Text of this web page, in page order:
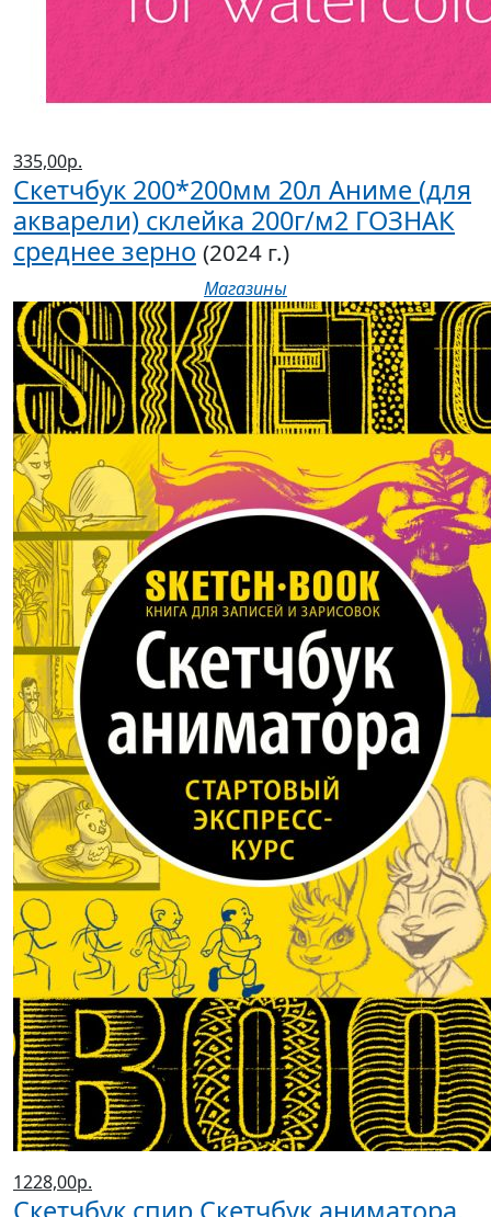
335,00р.
Скетчбук 200*200мм 20л Аниме (для
акварели) склейка 200г/м2 ГОЗНАК
среднее зерно (2024 г.)
Магазины
1228,00р.